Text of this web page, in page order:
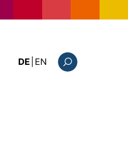
DE EN : this page in